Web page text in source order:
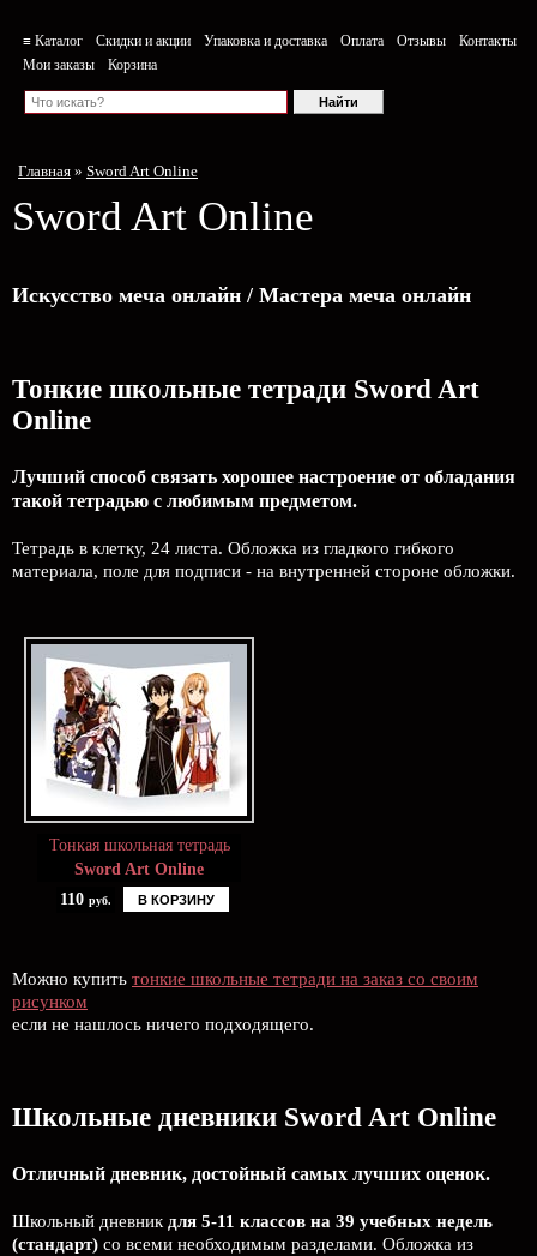
≡ Каталог Скидки и акции Упаковка и доставка Оплата Отзывы
Контакты
Мои заказы
Корзина
Главная » Sword Art Online
Sword Art Online
Искусство меча онлайн / Мастера меча онлайн
Тонкие школьные тетради Sword Art
Online
Лучший способ связать хорошее настроение от обладания
такой тетрадью c любимым предметом.
Тетрадь в клетку, 24 листа. Обложка из гладкого гибкого
материала, поле для подписи - на внутренней стороне обложки.
Тонкая школьная тетрадь
Sword Art Online
110 руб. В КОРЗИНУ
Можно купить тонкие школьные тетради на заказ со своим
рисунком
если не нашлось ничего подходящего.
Школьные дневники Sword Art Online
Отличный дневник, достойный самых лучших оценок.
Школьный дневник для 5-11 классов на 39 учебных недель
(стандарт) со всеми необходимым разделами. Обложка из